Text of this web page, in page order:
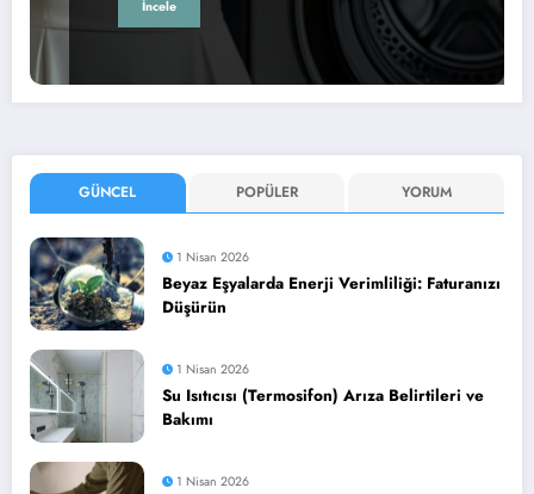
İncele
GÜNCEL POPÜLER YORUM
1 Nisan 2026
Beyaz Eşyalarda Enerji Verimliliği: Faturanızı
Düşürün
1 Nisan 2026
Su Isıtıcısı (Termosifon) Arıza Belirtileri ve
Bakımı
1 Nisan 2026